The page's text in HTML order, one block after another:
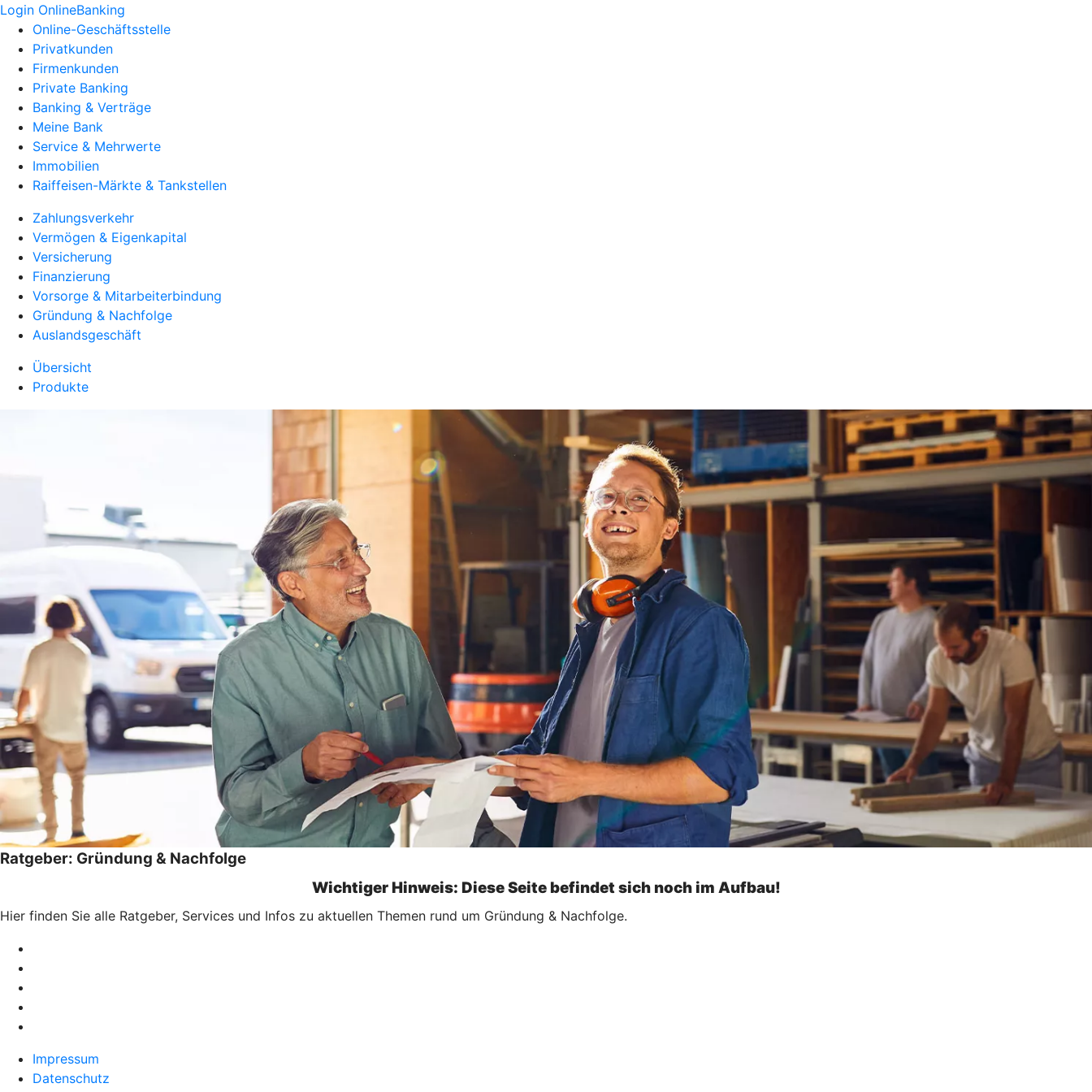
Login OnlineBanking
Online-Geschäftsstelle
Privatkunden
Firmenkunden
Private Banking
Banking & Verträge
Meine Bank
Service & Mehrwerte
Immobilien
Raiffeisen-Märkte & Tankstellen
Zahlungsverkehr
Vermögen & Eigenkapital
Versicherung
Finanzierung
Vorsorge & Mitarbeiterbindung
Gründung & Nachfolge
Auslandsgeschäft
Übersicht
Produkte
Ratgeber: Gründung & Nachfolge
Wichtiger Hinweis: Diese Seite befindet sich noch im Aufbau!
Hier finden Sie alle Ratgeber, Services und Infos zu aktuellen Themen rund um Gründung & Nachfolge.
Impressum
Datenschutz